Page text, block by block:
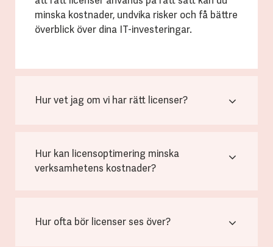
minska kostnader, undvika risker och få bättre
överblick över dina IT-investeringar.
Hur vet jag om vi har rätt licenser?
Hur kan licensoptimering minska
verksamhetens kostnader?
Hur ofta bör licenser ses över?